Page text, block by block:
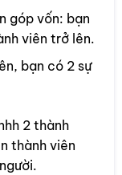
góp vốn: bạn
viên trở lên.
bạn có 2 sự
2 thành
thành viên